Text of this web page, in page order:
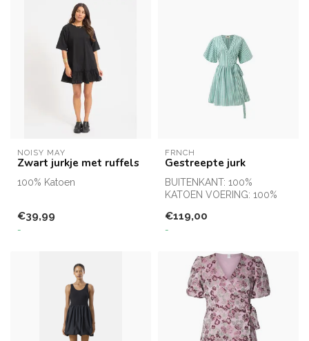
NOISY MAY
Zwart jurkje met ruffels
100% Katoen
€39,99
-
FRNCH
Gestreepte jurk
BUITENKANT: 100%
KATOEN VOERING: 100%
€119,00
-